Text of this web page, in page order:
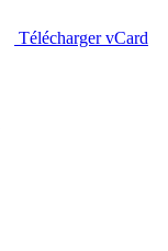
Télécharger vCard